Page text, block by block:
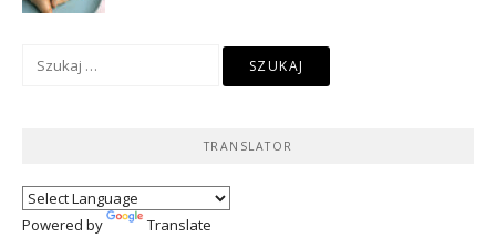
Szukaj:
TRANSLATOR
Powered by Translate